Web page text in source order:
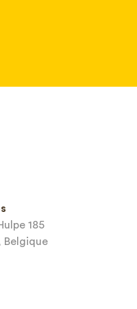
185
Belgique